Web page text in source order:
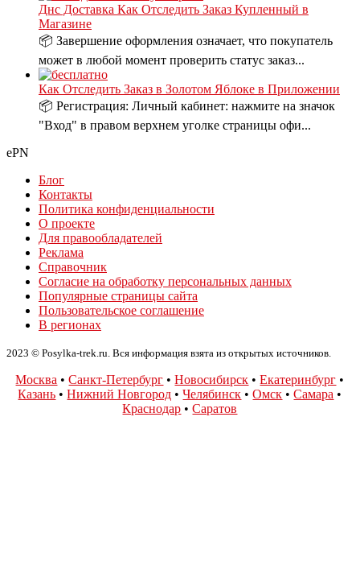
Днс Доставка Как Отследить Заказ Купленный в
Магазине
📦 Завершение оформления означает, что покупатель
может в любой момент проверить статус заказ...
Как Отследить Заказ в Золотом Яблоке в Приложении
📦 Регистрация: Личный кабинет: нажмите на значок
"Вход" в правом верхнем уголке страницы офи...
ePN
Блог
Контакты
Политика конфиденциальности
О проекте
Для правообладателей
Реклама
Справочник
Согласие на обработку персональных данных
Популярные страницы сайта
Пользовательское соглашение
В регионах
2023 © Posylka-trek.ru. Вся информация взята из открытых источников.
Москва •Санкт-Петербург •Новосибирск •Екатеринбург •
Казань •Нижний Новгород •Челябинск •Омск •Самара •
Краснодар •Саратов